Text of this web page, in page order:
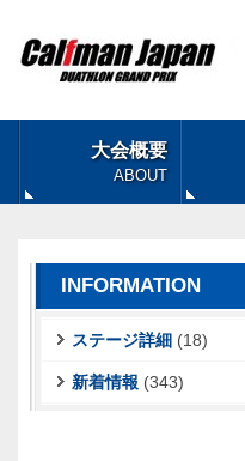
大会概要
ABOUT
INFORMATION
ステージ詳細 (18)
新着情報 (343)